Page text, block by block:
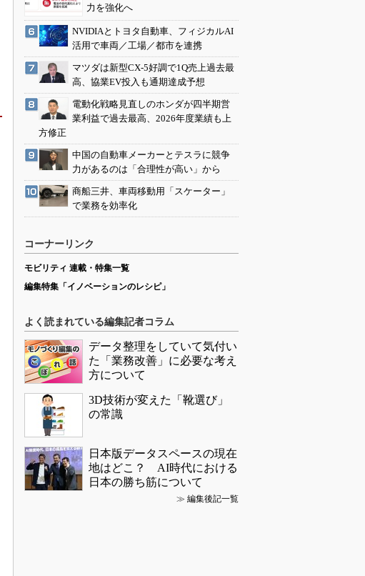
力を強化へ
NVIDIAとトヨタ自動車、フィジカルAI
活用で車両／工場／都市を連携
マツダは新型CX-5好調で1Q売上過去最
高、協業EV投入も通期達成予想
電動化戦略見直しのホンダが四半期営
業利益で過去最高、2026年度業績も上
方修正
中国の自動車メーカーとテスラに競争
力があるのは「合理性が高い」から
商船三井、車両移動用「スケーター」
で業務を効率化
コーナーリンク
モビリティ 連載・特集一覧
編集特集「イノベーションのレシピ」
よく読まれている編集記者コラム
データ整理をしていて気付い
た「業務改善」に必要な考え
方について
3D技術が変えた「靴選び」
の常識
日本版データスペースの現在
地はどこ？ AI時代における
日本の勝ち筋について
≫ 編集後記一覧